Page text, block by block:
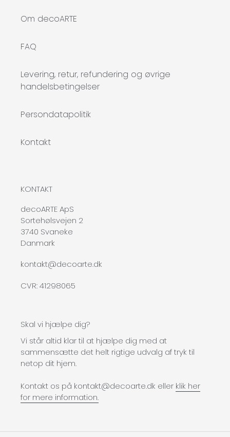
Om decoARTE
FAQ
Levering, retur, refundering og øvrige
handelsbetingelser
Persondatapolitik
Kontakt
KONTAKT
decoARTE ApS
Sortehølsvejen 2
3740 Svaneke
Danmark
kontakt@decoarte.dk
CVR: 41298065
Skal vi hjælpe dig?
Vi står altid klar til at hjælpe dig med at
sammensætte det helt rigtige udvalg af tryk til
netop dit hjem.
Kontakt os på kontakt@decoarte.dk eller klik her
for mere information.